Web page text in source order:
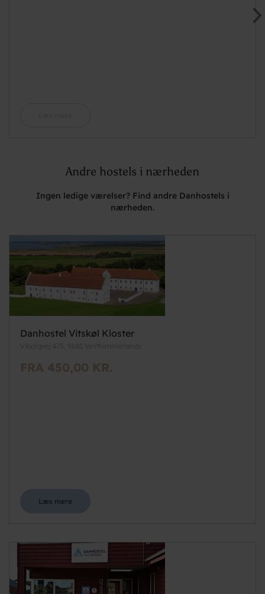
Andre hostels i nærheden
Ingen ledige værelser? Find andre Danhostels i
nærheden.
Danhostel Vitskøl Kloster
Viborgvej 475, 9681 Vesthimmerlands
FRA 450,00 KR.
Læs mere